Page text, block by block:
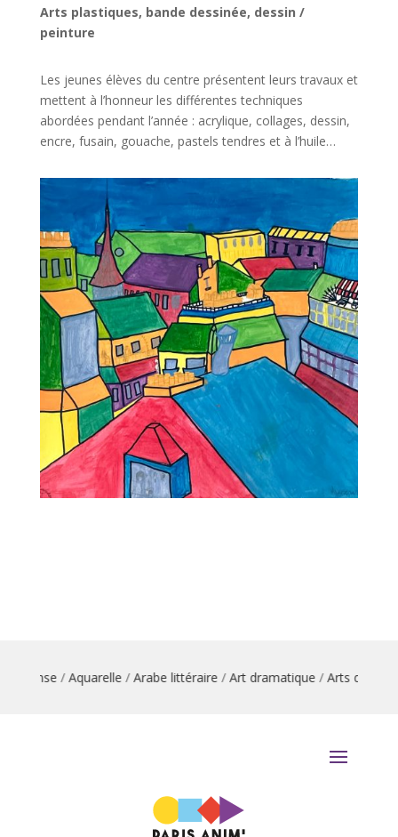
Arts plastiques, bande dessinée, dessin /
peinture
Les jeunes élèves du centre présentent leurs travaux et
mettent à l’honneur les différentes techniques
abordées pendant l’année : acrylique, collages, dessin,
encre, fusain, gouache, pastels tendres et à l’huile…
danse/Aquarelle/Arabe littéraire/Art dramatique/Arts du cirque